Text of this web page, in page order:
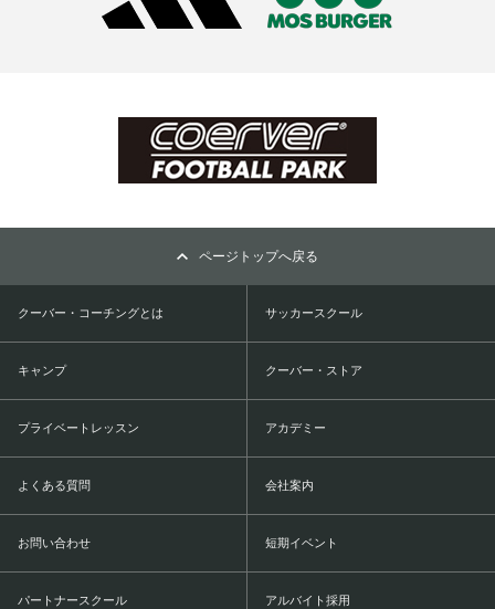
ページトップへ戻る
クーバー・コーチングとは サッカースクール
キャンプ クーバー・ストア
プライベートレッスン アカデミー
よくある質問 会社案内
お問い合わせ 短期イベント
パートナースクール アルバイト採用